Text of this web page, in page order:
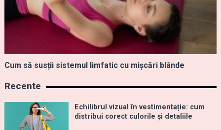
Cum să susții sistemul limfatic cu mișcări blânde
Recente
Echilibrul vizual în vestimentație: cum
distribui corect culorile și detaliile